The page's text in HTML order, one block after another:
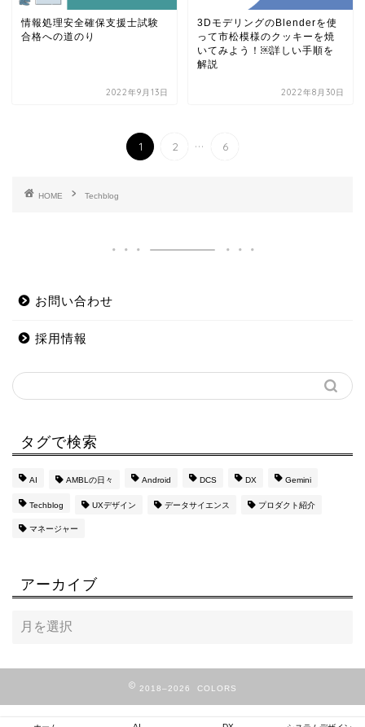
情報処理安全確保支援士試験
合格への道のり
2022年9月13日
3DモデリングのBlenderを使
って市松模様のクッキーを焼
いてみよう！￼詳しい手順を
解説
2022年8月30日
1 2 ... 6
HOME Techblog
お問い合わせ
採用情報
タグで検索
AI AMBLの日々 Android DCS DX Gemini
Techblog UXデザイン データサイエンス プロダクト紹介
マネージャー
アーカイブ
2018–2026 COLORS